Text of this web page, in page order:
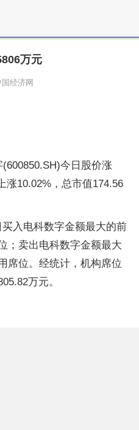
万元
经济网
今日股价涨
涨10.02%，总市值174.56
入电科数字金额最大的前
；卖出电科数字金额最大
席位。经统计，机构席位
万元。